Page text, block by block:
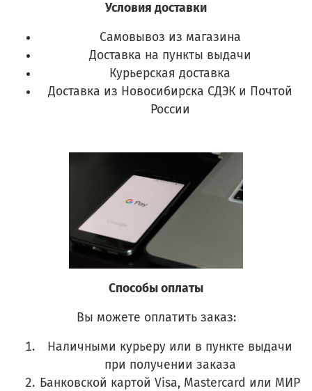
Условия доставки
Самовывоз из магазина
Доставка на пункты выдачи
Курьерская доставка
Доставка из Новосибирска СДЭК и Почтой
России
Способы оплаты
Вы можете оплатить заказ:
Наличными курьеру или в пункте выдачи
при получении заказа
Банковской картой Visa, Mastercard или МИР